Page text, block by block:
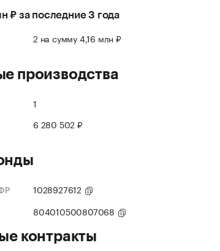
₽ за последние 3 года
2 на сумму 4,16 млн ₽
производства
1
6 280 502 ₽
1028927612
804010500807068
контракты